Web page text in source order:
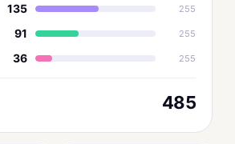
135 255
91 255
36 255
485